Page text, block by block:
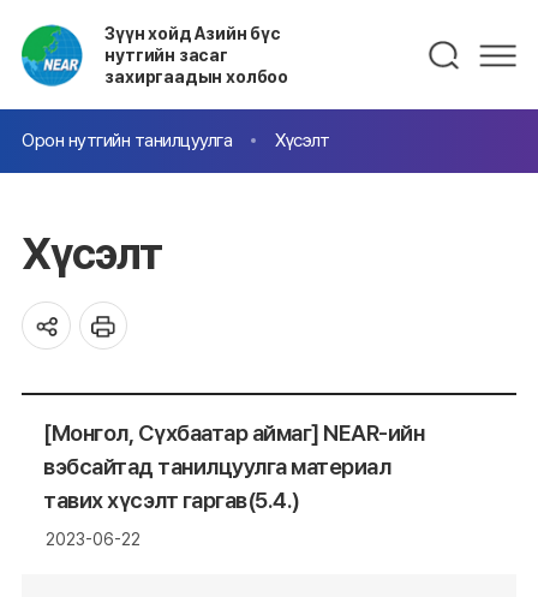
Зүүн хойд Азийн бүс
нутгийн засаг
захиргаадын холбоо
Орон нутгийн танилцуулга Хүсэлт
Хүсэлт
[Монгол, Сүхбаатар аймаг] NEAR-ийн
вэбсайтад танилцуулга материал
тавих хүсэлт гаргав(5.4.)
2023-06-22